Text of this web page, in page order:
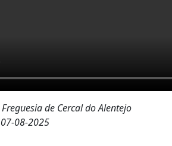
Freguesia de Cercal do Alentejo
07-08-2025